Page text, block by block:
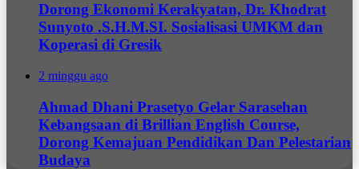
Dorong Ekonomi Kerakyatan, Dr. Khodrat
Sunyoto .S.H.M.SI. Sosialisasi UMKM dan
Koperasi di Gresik
2 minggu ago
Ahmad Dhani Prasetyo Gelar Sarasehan
Kebangsaan di Brillian English Course,
Dorong Kemajuan Pendidikan Dan Pelestarian
Budaya